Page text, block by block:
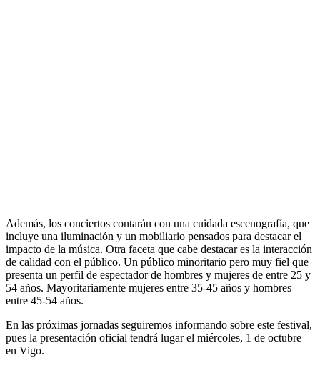
Además, los conciertos contarán con una cuidada escenografía, que
incluye una iluminación y un mobiliario pensados para destacar el
impacto de la música. Otra faceta que cabe destacar es la interacción
de calidad con el público. Un público minoritario pero muy fiel que
presenta un perfil de espectador de hombres y mujeres de entre 25 y
54 años. Mayoritariamente mujeres entre 35-45 años y hombres
entre 45-54 años.
En las próximas jornadas seguiremos informando sobre este festival,
pues la presentación oficial tendrá lugar el miércoles, 1 de octubre
en Vigo.